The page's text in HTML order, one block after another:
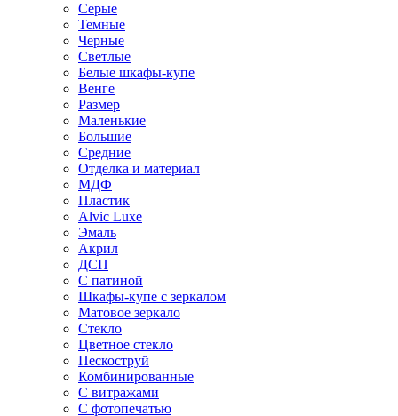
Серые
Темные
Черные
Светлые
Белые шкафы-купе
Венге
Размер
Маленькие
Большие
Средние
Отделка и материал
МДФ
Пластик
Alvic Luxe
Эмаль
Акрил
ДСП
С патиной
Шкафы-купе с зеркалом
Матовое зеркало
Стекло
Цветное стекло
Пескоструй
Комбинированные
С витражами
С фотопечатью